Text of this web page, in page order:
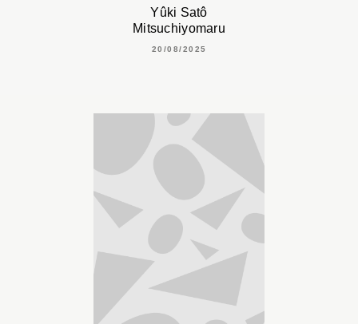
Yûki Satô
Mitsuchiyomaru
20/08/2025